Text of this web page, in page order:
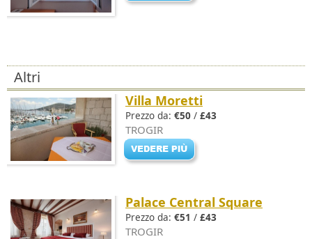
Altri
Villa Moretti
Prezzo da: €50 / £43
TROGIR
Palace Central Square
Prezzo da: €51 / £43
TROGIR